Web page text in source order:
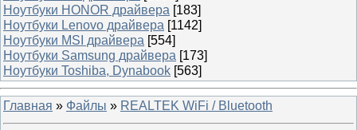
Ноутбуки HONOR драйвера [183]
Ноутбуки Lenovo драйвера [1142]
Ноутбуки MSI драйвера [554]
Ноутбуки Samsung драйвера [173]
Ноутбуки Toshiba, Dynabook [563]
Главная » Файлы » REALTEK WiFi / Bluetooth